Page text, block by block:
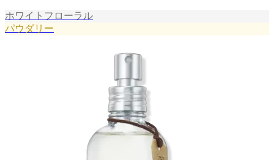
ホワイトフローラル
パウダリー